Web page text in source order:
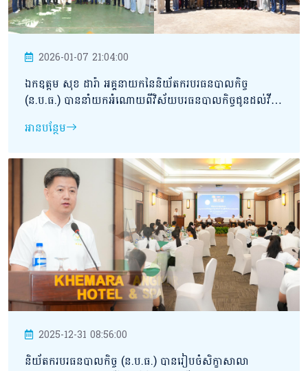
2026-01-07 21:04:00
ឯកឧត្តម សុខ ដារ៉ា អគ្គនាយកនៃនិយ័តករបរធនបាលកិច្ច
(ន.ប.ធ.) បាននាំយកអំណោយពីវិស័យបរធនបាលកិច្ចជូនដល់វីរ
កងទ័ពជួរមុខដែលបានរងរបួស និងកំពុងសម្រាកព្យាបាលនៅ
មណ្ឌលសុខភាព ចំនួន ២ ទីតាំងគោលដៅ សិ្ថតនៅក្នុងភូមិសាស្រ្ត
អានបន្ថែម
2025-12-31 08:56:00
និយ័តករបរធនបាលកិច្ច (ន.ប.ធ.) បានរៀបចំសិក្ខាសាលា